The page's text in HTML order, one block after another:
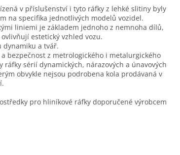
v příslušenství i tyto ráfky z lehké slitiny byly
na specifika jednotlivých modelů vozidel.
liniemi je základem jednoho z nemnoha dílů,
estetický vzhled vozu.
dynamiku a tvář.
bezpečnost z metrologického i metalurgického
ráfky sérií dynamických, nárazových a únavových
obvykle nejsou podrobena kola prodávaná v
pro hliníkové ráfky doporučené výrobcem